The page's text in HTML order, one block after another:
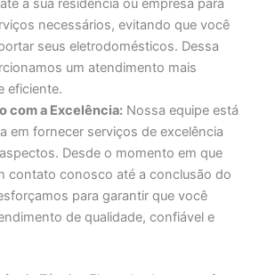
a sua residência ou empresa para
necessários, evitando que você
seus eletrodomésticos. Dessa
um atendimento mais
eficiente.
com a Excelência: Nossa equipe está
em fornecer serviços de excelência
Desde o momento em que
contato conosco até a conclusão do
para garantir que você
de qualidade, confiável e